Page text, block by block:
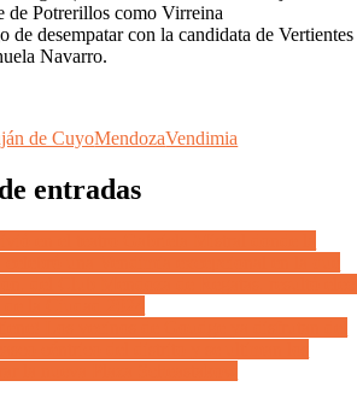
de Potrerillos como Virreina
de desempatar con la candidata de Vertientes
Navarro.
de CuyoMendozaVendimia
entradas